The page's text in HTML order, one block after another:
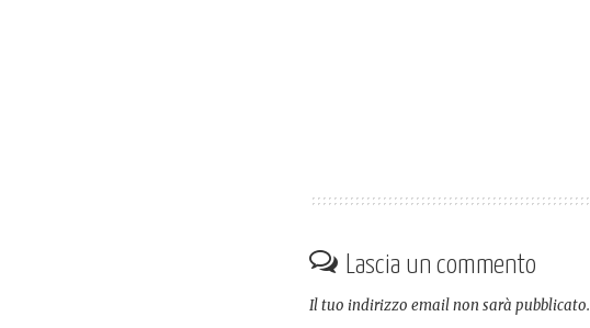
Lascia un commento
Il tuo indirizzo email non sarà pubblicato.